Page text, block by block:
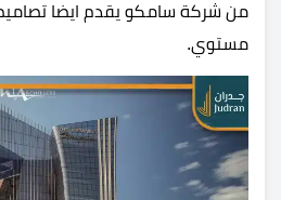
من شركة سامكو يقدم ايضا
مستوي.